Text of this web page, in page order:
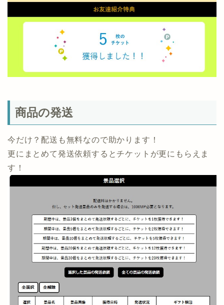
商品の発送
今だけ？配送も無料なので助かります！
更にまとめて発送依頼するとチケットが更にもらえま
す！